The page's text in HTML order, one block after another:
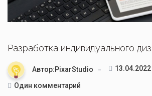
Разработка индивидуального
Автор:PixarStudio 13.04.2022
Один комментарий